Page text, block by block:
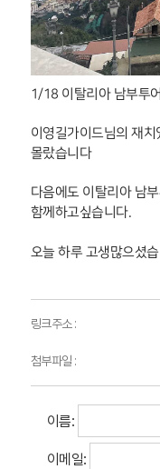
1/18 이탈리아 남부투
이영길가이드님의 재
몰랐습니다
다음에도 이탈리아 남
함께하고싶습니다.
오늘 하루 고생많으셨
링크주소 :
첨부파일 :
이름:
이메일: